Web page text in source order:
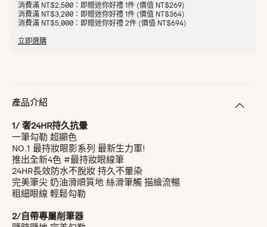
消費滿 NT$2,500：即贈迷你好禮 1件 (價值 NT$269)
消費滿 NT$3,200：即贈迷你好禮 1件 (價值 NT$364)
消費滿 NT$5,000：即贈迷你好禮 2件 (價值 NT$694)
立即選購
產品介紹
1/ 奢24HR持久抗暈
一筆勾勒 超顯色
NO.1 最持妝眼影系列 最新生力軍!
推出全新4色 #最持妝眼線筆
24HR長效防水不脫妝 持久不暈染
完美筆尖 奶油滑順質地 絲滑筆觸 描繪流暢
粗細眼線 輕鬆勾勒
2/自帶專屬削筆器